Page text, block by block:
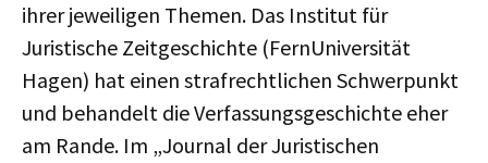
ihrer jeweiligen Themen. Das Institut für
Juristische Zeitgeschichte (FernUniversität
Hagen) hat einen strafrechtlichen Schwerpunkt
und behandelt die Verfassungsgeschichte eher
am Rande. Im „Journal der Juristischen